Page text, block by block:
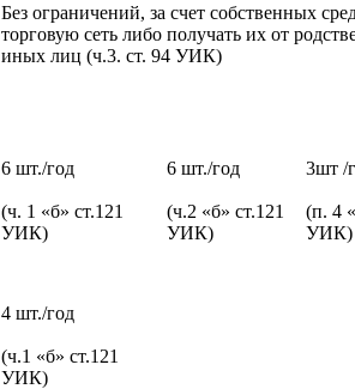
Без ограничений, за счет собственных
торговую сеть либо получать их от
иных лиц (ч.3. ст. 94 УИК)
6 шт./год
(ч. 1 «б» ст.121
УИК)
6 шт./год
(ч.2 «б» ст.121
УИК)
3шт /
(п. 4
УИК)
4 шт./год
(ч.1 «б» ст.121
УИК)